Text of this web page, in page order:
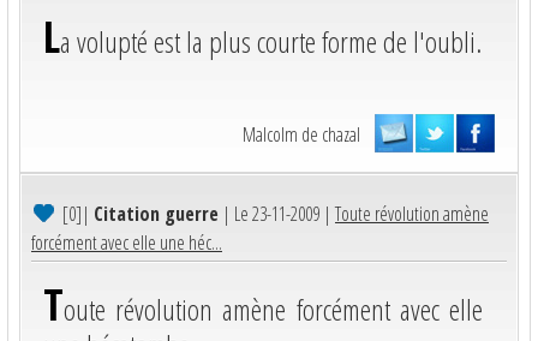
La volupté est la plus courte forme de l'oubli.
Malcolm de chazal
[0]| Citation guerre | Le 23-11-2009 |Toute révolution amène
forcément avec elle une héc...
Toute révolution amène forcément avec elle